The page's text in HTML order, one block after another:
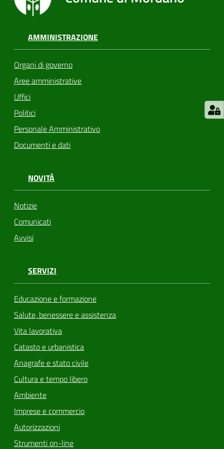
AMMINISTRAZIONE
Organi di governo
Aree amministrative
Uffici
Politici
Personale Amministrativo
Documenti e dati
NOVITÀ
Notizie
Comunicati
Avvisi
SERVIZI
Educazione e formazione
Salute, benessere e assistenza
Vita lavorativa
Catasto e urbanistica
Anagrafe e stato civile
Cultura e tempo libero
Ambiente
Imprese e commercio
Autorizzazioni
Strumenti on-line